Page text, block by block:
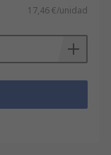
17,46 €/unidad